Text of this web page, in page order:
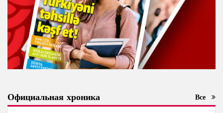
Официальная хроника Все